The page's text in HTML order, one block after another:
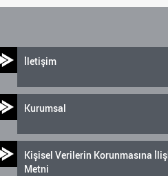
İletişim
Kurumsal
Kişisel Verilerin Korunmasına
Metni